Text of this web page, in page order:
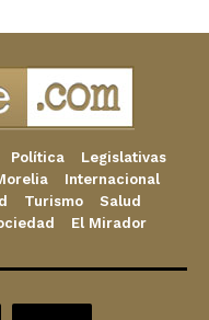
Política
Legislativas
Internacional
Turismo
Salud
El Mirador